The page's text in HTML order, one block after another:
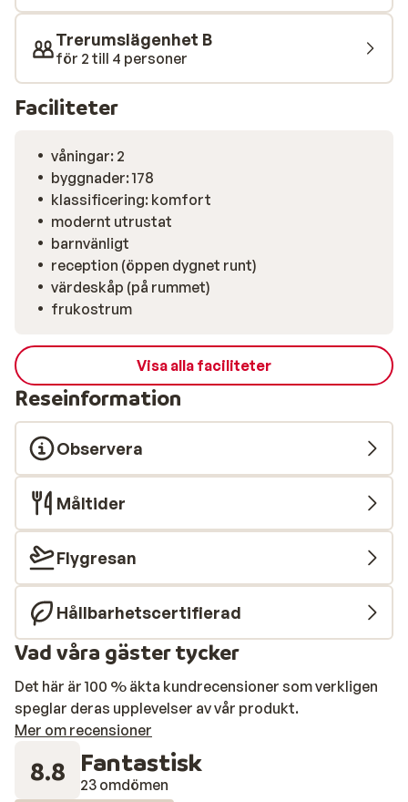
medans barnen har det roligt i barnklubben. Här finns
även en barnpool där barnen kan leka och plaska med
nyfunna vänner. Närmaste sandstrand ligger ca 3 km
bort ifrån ditt hotell. Vale da Lapa Village Resort
restaurang serverar lokala delikatesser och
läskande drycker. Byns centrum består egentligen av
två gator, som möts vid ett litet torg bakom stranden. I
staden finns ett litet urval av butiker samt massor av
bra restauranger och mysiga kaféer. Om du vill ha en
snabb översikt över staden kan du ta det lilla
turisttåget en rundtur i staden flera gånger om dagen.
Trerumslägenhet B
för 2 till 4 personer
Faciliteter
våningar: 2
byggnader: 178
klassificering: komfort
modernt utrustat
barnvänligt
reception (öppen dygnet runt)
värdeskåp (på rummet)
frukostrum
Visa alla faciliteter
Reseinformation
Observera
Måltider
Flygresan
Hållbarhetscertifierad
Vad våra gäster tycker
Det här är 100 % äkta kundrecensioner som verkligen
speglar deras upplevelser av vår produkt.
Mer om recensioner
8.8 Fantastisk
23 omdömen